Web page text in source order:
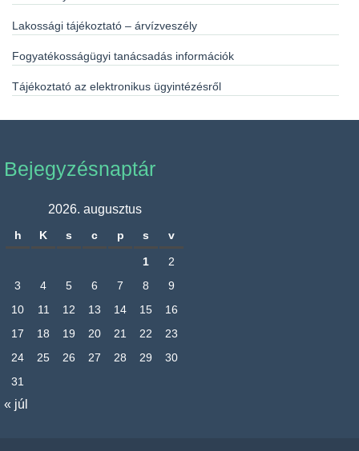
Lakossági tájékoztató – árvízveszély
Fogyatékosságügyi tanácsadás információk
Tájékoztató az elektronikus ügyintézésről
Bejegyzésnaptár
2026. augusztus
h K s c p s v
1
2
3
4 5 6 7 8
9
10
11 12 13 14 15
16
17
18 19 20 21 22
23
24
25 26 27 28 29
30
31
« júl